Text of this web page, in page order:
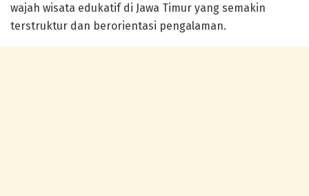
wajah wisata edukatif di Jawa Timur yang semakin
terstruktur dan berorientasi pengalaman.